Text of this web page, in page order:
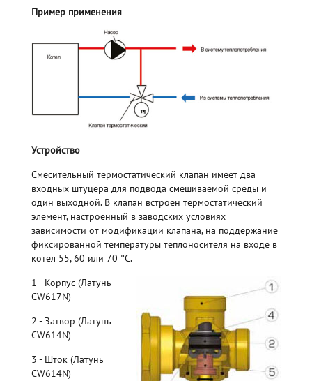
Пример применения
Устройство
Смесительный термостатический клапан имеет два
входных штуцера для подвода смешиваемой среды и
один выходной. В клапан встроен термостатический
элемент, настроенный в заводских условиях
зависимости от модификации клапана, на поддержание
фиксированной температуры теплоносителя на входе в
котел 55, 60 или 70 °С.
1 - Корпус (Латунь
CW617N)
2 - Затвор (Латунь
CW614N)
3 - Шток (Латунь
CW614N)